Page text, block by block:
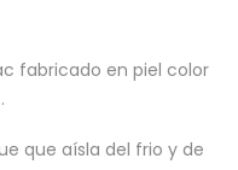
fabricado en piel color
que aísla del frio y de